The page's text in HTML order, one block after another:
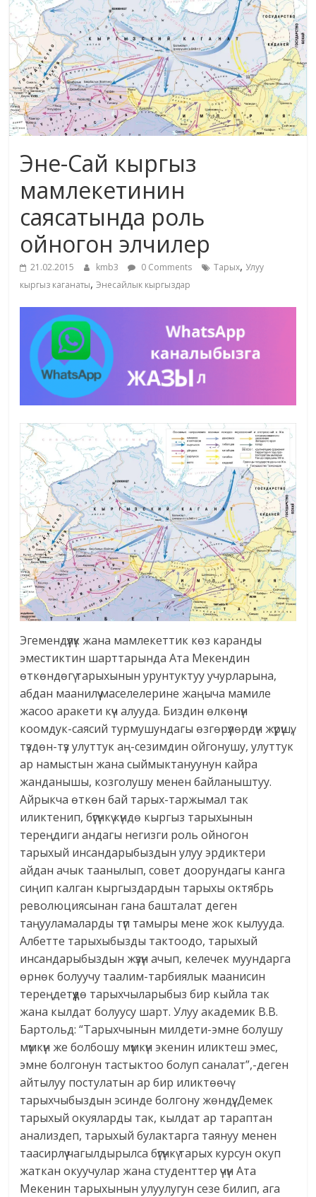
маданияты
жана
адабияты
Эне-Сай кыргыз
мамлекетинин
саясатында роль
ойногон элчилер
21.02.2015 kmb3 0 Comments Тарых, Улуу
кыргыз каганаты,Энесайлык кыргыздар
Эгемендүүлүк жана мамлекеттик көз каранды
эместиктин шарттарында Ата Мекендин
өткөндөгү тарыхынын урунтуктуу учурларына,
абдан маанилүү маселелерине жаңыча мамиле
жасоо аракети күч алууда. Биздин өлкөнүн
коомдук-саясий турмушундагы өзгөрүүлөрдүн жүрүшү,
түздөн-түз улуттук аң-сезимдин ойгонушу, улуттук
ар намыстын жана сыймыктануунун кайра
жанданышы, козголушу менен байланыштуу.
Айрыкча өткөн бай тарых-таржымал так
иликтенип, бүгүнкү күндө кыргыз тарыхынын
тереңдиги андагы негизги роль ойногон
тарыхый инсандарыбыздын улуу эрдиктери
айдан ачык таанылып, совет доорундагы канга
сиңип калган кыргыздардын тарыхы октябрь
революциясынан гана башталат деген
таңууламаларды түп тамыры мене жок кылууда.
Албетте тарыхыбызды тактоодо, тарыхый
инсандарыбыздын жүзүн ачып, келечек муундарга
өрнөк болуучу таалим-тарбиялык маанисин
тереңдетүүдө тарыхчыларыбыз бир кыйла так
жана кылдат болуусу шарт. Улуу академик В.В.
Бартольд: “Тарыхчынын милдети-эмне болушу
мүмкүн же болбошу мүмкүн экенин иликтеш эмес,
эмне болгонун тастыктоо болуп саналат”,-деген
айтылуу постулатын ар бир иликтөөчү
тарыхчыбыздын эсинде болгону жөндүү. Демек
тарыхый окуяларды так, кылдат ар тараптан
анализдеп, тарыхый булактарга таянуу менен
таасирлүү чагылдырылса бүгүнкү тарых курсун окуп
жаткан окуучулар жана студенттер үчүн Ата
Мекенин тарыхынын улуулугун сезе билип, ага